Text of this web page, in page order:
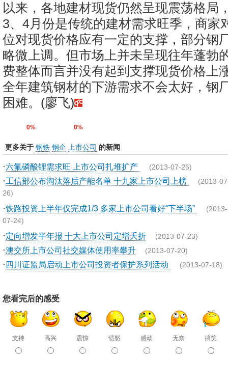
以来，各地建材现货仍然呈现震荡格局
3、4月份是传统的建材需求旺季，商家
位对现货价格应有一定的支撑，部分钢
略微上调。但市场上并未呈现往年蓬勃
费整体而言并没有起到支撑现货价格上
全年建筑钢材的下游需求不会太好，钢
困难。(廖飞)
0% 0%
更多关于 钢铁 钢企 上市公司 的新闻
·六氟磷酸锂需求旺 上市公司扎堆扩产 (2013-07-26)
·工信部公布淘汰落后产能名单 十九家上市公司上榜 (2013-
26)
·铁路投资上半年仅完成1/3 多家上市公司看好“下半场” (2013-
07-24)
·定向增发半年报 十大上市公司定增夭折 (2013-07-23)
·澳交所上市公司社交媒体使用率攀升 (2013-07-20)
· 四川证监局启动上市公司投资者保护系列活动 (2013-07-18)
您看完后的感受
支持 高兴 震惊 愤怒 感动 无奈 搞笑